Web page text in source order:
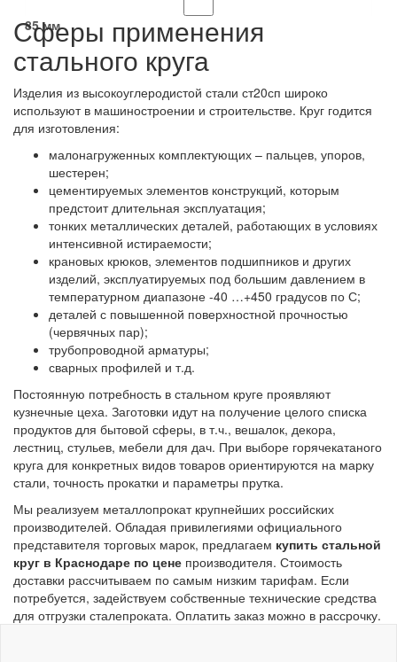
85 мм
Сферы применения
стального круга
Изделия из высокоуглеродистой стали ст20сп широко
используют в машиностроении и строительстве. Круг годится
для изготовления:
малонагруженных комплектующих – пальцев, упоров,
шестерен;
цементируемых элементов конструкций, которым
предстоит длительная эксплуатация;
тонких металлических деталей, работающих в условиях
интенсивной истираемости;
крановых крюков, элементов подшипников и других
изделий, эксплуатируемых под большим давлением в
температурном диапазоне -40 …+450 градусов по С;
деталей с повышенной поверхностной прочностью
(червячных пар);
трубопроводной арматуры;
сварных профилей и т.д.
Постоянную потребность в стальном круге проявляют
кузнечные цеха. Заготовки идут на получение целого списка
продуктов для бытовой сферы, в т.ч., вешалок, декора,
лестниц, стульев, мебели для дач. При выборе горячекатаного
круга для конкретных видов товаров ориентируются на марку
стали, точность прокатки и параметры прутка.
Мы реализуем металлопрокат крупнейших российских
производителей. Обладая привилегиями официального
представителя торговых марок, предлагаем купить стальной
круг в Краснодаре по цене производителя. Стоимость
доставки рассчитываем по самым низким тарифам. Если
потребуется, задействуем собственные технические средства
для отгрузки сталепроката. Оплатить заказ можно в рассрочку.